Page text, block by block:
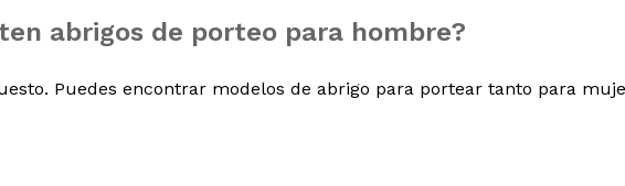
abrigos de porteo para hombre?
Puedes encontrar modelos de abrigo para portear tanto para